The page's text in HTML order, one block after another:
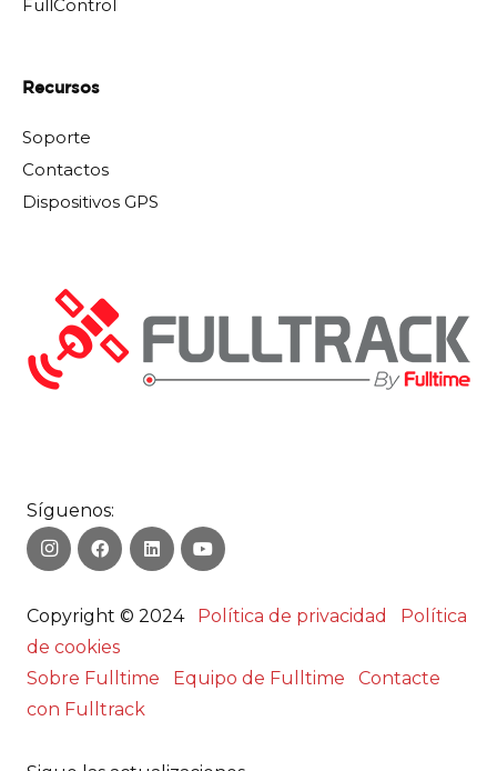
FullControl
Recursos
Soporte
Contactos
Dispositivos GPS
Síguenos:
Copyright © 2024 Política de privacidad
Política
de cookies
Sobre Fulltime
Equipo de Fulltime
Contacte
con Fulltrack